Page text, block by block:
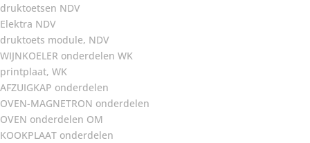
druktoetsen NDV
Elektra NDV
druktoets module, NDV
WIJNKOELER onderdelen WK
printplaat, WK
AFZUIGKAP onderdelen
OVEN-MAGNETRON onderdelen
OVEN onderdelen OM
KOOKPLAAT onderdelen